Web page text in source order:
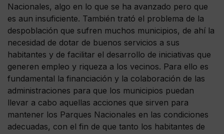
Nacionales, algo en lo que se ha avanzado pero que
es aun insuficiente. También trató el problema de la
despoblación que sufren muchos municipios, de ahí la
necesidad de dotar de buenos servicios a sus
habitantes y de facilitar el desarrollo de iniciativas que
generen empleo y riqueza a los vecinos. Para ello es
fundamental la financiación y la colaboración de las
administraciones para que los municipios puedan
llevar a cabo aquellas acciones que sirven para
mantener los Parques Nacionales en las condiciones
adecuadas, con el fin de que tanto los habitantes de